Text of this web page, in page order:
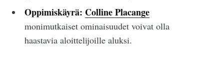
Oppimiskäyrä: Colline Placange
monimutkaiset ominaisuudet voivat olla
haastavia aloittelijoille aluksi.